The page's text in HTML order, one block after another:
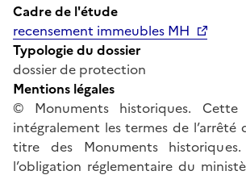
Cadre de l'étude
recensement immeubles MH
Typologie du dossier
dossier de protection
Mentions légales
© Monuments historiques. Cette
intégralement les termes de
titre des Monuments
l’obligation réglementaire du